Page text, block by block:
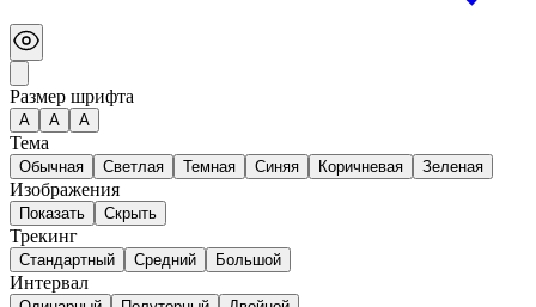
Размер шрифта
А A A
Тема
Обычная Светлая Темная Синяя Коричневая Зеленая
Изображения
Показать Скрыть
Трекинг
Стандартный Средний Большой
Интервал